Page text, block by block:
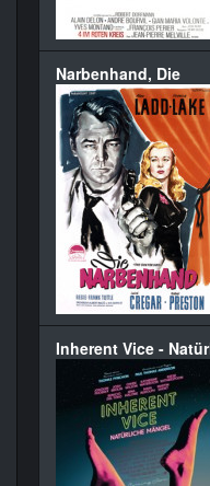
Narbenhand, Die
Inherent Vice -